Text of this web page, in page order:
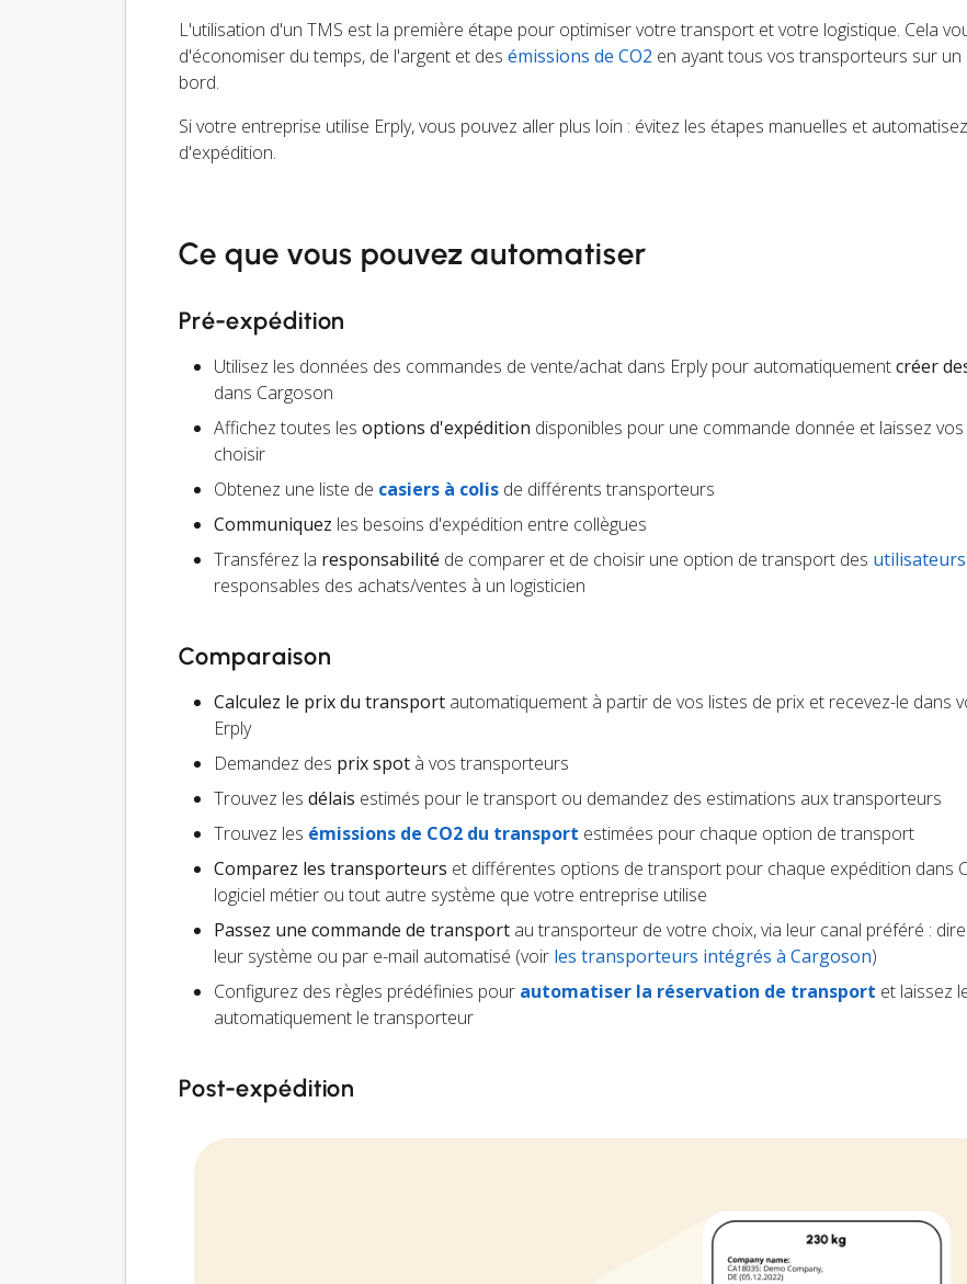
L'utilisation d'un TMS est la première étape pour optimiser votre transport et votre logistique. Cela
d'économiser du temps, de l'argent et des émissions de CO2 en ayant tous vos transporteurs sur un
bord.
Si votre entreprise utilise Erply, vous pouvez aller plus loin : évitez les étapes manuelles et
d'expédition.
Ce que vous pouvez automatiser
Pré-expédition
Utilisez les données des commandes de vente/achat dans Erply pour automatiquementcréer
dans Cargoson
Affichez toutes les options d'expédition disponibles pour une commande donnée et laissez
choisir
Obtenez une liste de casiers à colis de différents transporteurs
Communiquez les besoins d'expédition entre collègues
Transférez la responsabilité de comparer et de choisir une option de transport des
responsables des achats/ventes à un logisticien
Comparaison
Calculez le prix du transport automatiquement à partir de vos listes de prix et recevez-le dans
Erply
Demandez des prix spot à vos transporteurs
Trouvez les délais estimés pour le transport ou demandez des estimations aux transporteurs
Trouvez les émissions de CO2 du transport estimées pour chaque option de transport
Comparez les transporteurs et différentes options de transport pour chaque expédition dans
logiciel métier ou tout autre système que votre entreprise utilise
Passez une commande de transport au transporteur de votre choix, via leur canal préféré :
leur système ou par e-mail automatisé (voir les transporteurs intégrés à Cargoson)
Configurez des règles prédéfinies pour automatiser la réservation de transport et laissez
automatiquement le transporteur
Post-expédition